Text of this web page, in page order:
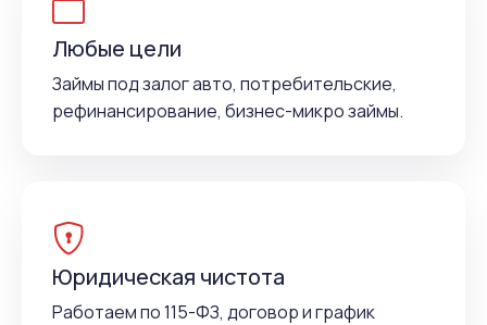
Любые цели
Займы под залог авто, потребительские,
рефинансирование, бизнес-микро займы.
Юридическая чистота
Работаем по 115-ФЗ, договор и график